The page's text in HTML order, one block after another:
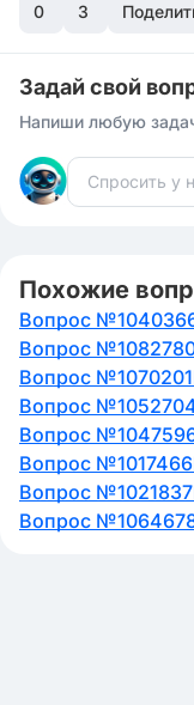
рубеже 1670-
Расправная
поскольку Федор
Федору
двор, поэтому в
являться на
0 3
Задай свой
Напиши любую
Похожие
Вопрос
Вопрос
Вопрос №1070201
Вопрос
Вопрос
Вопрос №1017466
Вопрос №1021837
Вопрос